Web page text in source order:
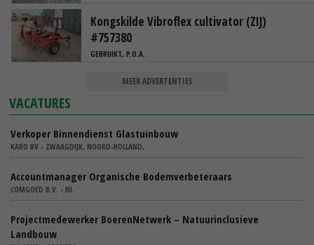
Kongskilde Vibroflex cultivator (ZIJ)
#757380
GEBRUIKT, P.O.A.
MEER ADVERTENTIES
VACATURES
Verkoper Binnendienst Glastuinbouw
KARO BV - ZWAAGDIJK, NOORD-HOLLAND,
Accountmanager Organische Bodemverbeteraars
COMGOED B.V. - NL
Projectmedewerker BoerenNetwerk – Natuurinclusieve
Landbouw